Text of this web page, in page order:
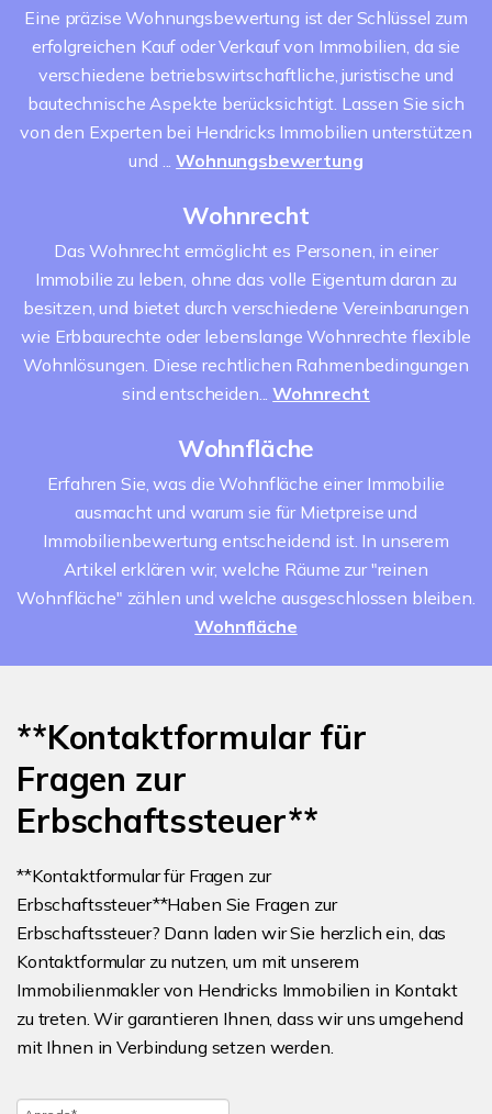
Eine präzise Wohnungsbewertung ist der Schlüssel zum
erfolgreichen Kauf oder Verkauf von Immobilien, da sie
verschiedene betriebswirtschaftliche, juristische und
bautechnische Aspekte berücksichtigt. Lassen Sie sich
von den Experten bei Hendricks Immobilien unterstützen
und ...Wohnungsbewertung
Wohnrecht
Das Wohnrecht ermöglicht es Personen, in einer
Immobilie zu leben, ohne das volle Eigentum daran zu
besitzen, und bietet durch verschiedene Vereinbarungen
wie Erbbaurechte oder lebenslange Wohnrechte flexible
Wohnlösungen. Diese rechtlichen Rahmenbedingungen
sind entscheiden...Wohnrecht
Wohnfläche
Erfahren Sie, was die Wohnfläche einer Immobilie
ausmacht und warum sie für Mietpreise und
Immobilienbewertung entscheidend ist. In unserem
Artikel erklären wir, welche Räume zur "reinen
Wohnfläche" zählen und welche ausgeschlossen bleiben.
Wohnfläche
**Kontaktformular für
Fragen zur
Erbschaftssteuer**
**Kontaktformular für Fragen zur
Erbschaftssteuer**Haben Sie Fragen zur
Erbschaftssteuer? Dann laden wir Sie herzlich ein, das
Kontaktformular zu nutzen, um mit unserem
Immobilienmakler von Hendricks Immobilien in Kontakt
zu treten. Wir garantieren Ihnen, dass wir uns umgehend
mit Ihnen in Verbindung setzen werden.